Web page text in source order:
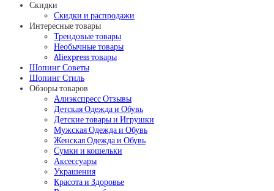
Скидки
Скидки и распродажи
Интересные товары
Трендовые товары
Необычные товары
Aliexpress товары
Шопинг Советы
Шопинг Стиль
Обзоры товаров
Алиэкспресс Отзывы
Детская Одежда и Обувь
Детские товары и Игрушки
Мужская Одежда и Обувь
Женская Одежда и Обувь
Сумки и кошельки
Аксессуары
Украшения
Красота и Здоровье